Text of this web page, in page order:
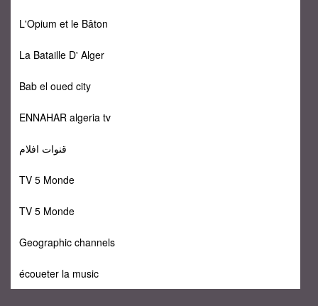
L'Opium et le Bâton
La Bataille D' Alger
Bab el oued city
ENNAHAR algeria tv
قنوات افلام
TV 5 Monde
TV 5 Monde
Geographic channels
écoueter la music